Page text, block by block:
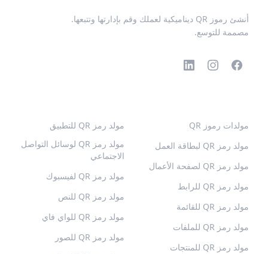
أنشئ رموز QR ديناميكية لعملك وقم بإدارتها وتتبعها.
مصممة للتوسع.
مولدات رموز QR
مولد رمز QR لبطاقة العمل
مولد رمز QR لصفحة الأعمال
مولد رمز QR للرابط
مولد رمز QR للقائمة
مولد رمز QR للملفات
مولد رمز QR للمنتجات
مولد رمز QR للتطبيق
مولد رمز QR لوسائل التواصل
الاجتماعي
مولد رمز QR لفيسبوك
مولد رمز QR للنص
مولد رمز QR للواي فاي
مولد رمز QR للصور